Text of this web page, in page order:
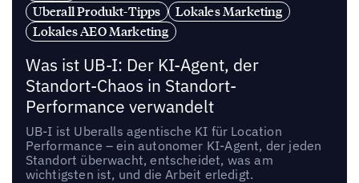
Uberall Produkt-Tipps
Lokales Marketing
Lokales AEO Marketing
Was ist UB-I: Der KI-Agent, der
Standort-Chaos in Standort-
Performance verwandelt
UB-I ist Uberalls agentische KI für Location
Performance – ein autonomer KI-Agent, der jeden
Standort überwacht, entscheidet, was am
wichtigsten ist, und die Arbeit erledigt.